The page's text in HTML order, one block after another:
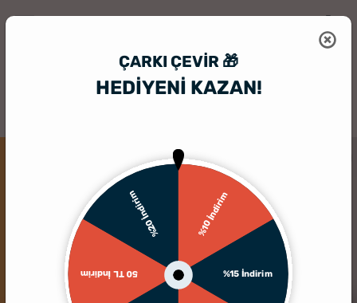
ÇARKI ÇEVIR 🎁
HEDİYENİ KAZAN!
%10 İndirim
%15 İndirim
50 TL İndirim
%20 İndirim